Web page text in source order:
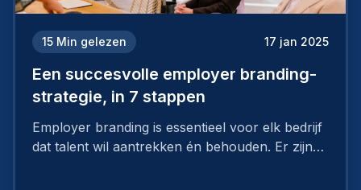
15 Min gelezen 17 jan 2025
Een succesvolle employer branding-
strategie, in 7 stappen
Employer branding is essentieel voor elk bedrijf
dat talent wil aantrekken én behouden. Er zijn